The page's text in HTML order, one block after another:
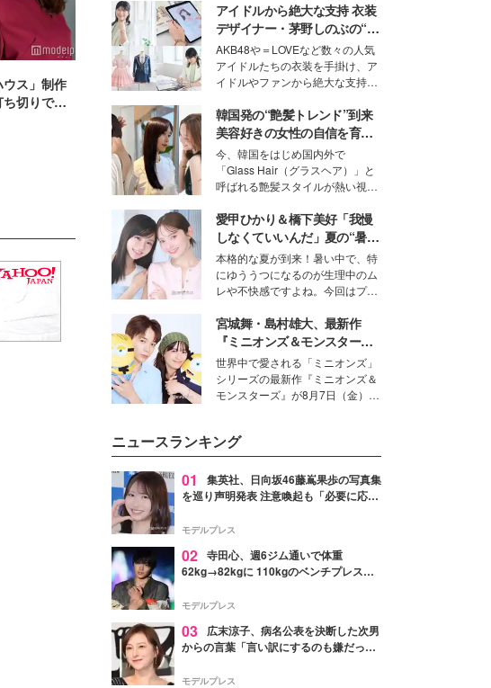
ス」制作
切りで終
な美容の常識を大きく変える可能
性を秘めた、革新的な「Water
Capturing Skin（ウォーターキャ
プチャリングスキン：捕水肌）」
技術を、花王が構築した。
アイドルから絶大な支持 衣装
デザイナー・茅野しのぶの“可
愛い”を作る美学＜「シチズン
クロスシー」インタビュー＞
AKB48や＝LOVEなど数々の人気
アイドルたちの衣装を手掛け、ア
イドルやファンから絶大な支持を
取締役兼クリエイティブディレク
ター・茅野しのぶ。一人ひとりの
個性に寄り添い、魅力を引き出す
衣装作りは、多くの女性たちに勇
気と自信を与え続けている。
韓国発の“艶髪トレンド”到来
美容好きの女性の自信を育む
「ヘアケア事情」って？
今、韓国をはじめ国内外で
「Glass Hair（グラスヘア）」と
呼ばれる艶髪スタイルが熱い視線
ションの完成度を高めるベースと
して、“髪そのものの美しさ”に改
めて注目する人が増えている様
子。今回は、そんな憧れの艶やか
な髪を日常で叶える、美容好きの
女性たちのヘアケア事情を紹介し
ます。
愛甲ひかり＆橋下美好「我慢
しなくていいんだ」夏の“暑さ
対策”の新しい選択肢とは？
本格的な夏が到来！暑い中で、特
にゆううつになるのが生理中のム
レや不快感ですよね。今回はプラ
モデル・愛甲ひかりさんと橋下美
好さんを迎えて本音で女子会トー
ク。猛暑のお出かけを快適に過ご
すヒントや、2人が感動した夏の
生理の新常識にも迫りました。
宮城舞・島村雄大、最新作
『ミニオンズ＆モンスター
ズ』の魅力熱弁 ハチャメチャ
だけじゃない“友情と絆”に感
動
世界中で愛される「ミニオンズ」
シリーズの最新作『ミニオンズ＆
モンスターズ』が8月7日（金）に
デルの宮城舞と島村雄大の特別対
談をお届け！それぞれの視点か
ら、今作ならではの魅力や予想外
の感動をもたらす奥深いストーリ
た。
ニュースランキング
01
集英社、日向坂46藤嶌果歩の写真集
を巡り声明発表 注意喚起も「必要に応じ
モデルプレス
02 寺田心、週6ジム通いで体重
62kg→82kgに 110kgのベンチプレス持
「かっこいい」と反響
モデルプレス
03
広末涼子、病名公表を決断した次男
からの言葉「言い訳にするのも嫌だっ
モデルプレス